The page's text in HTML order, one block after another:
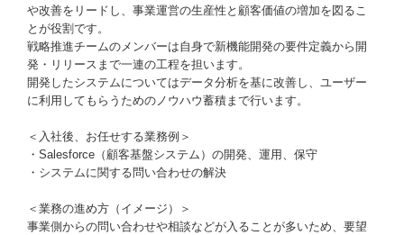
や改善をリードし、事業運営の生産性と顧客価値の増加を図るこ
とが役割です。
戦略推進チームのメンバーは自身で新機能開発の要件定義から開
発・リリースまで一連の工程を担います。
開発したシステムについてはデータ分析を基に改善し、ユーザー
に利用してもらうためのノウハウ蓄積まで行います。
＜入社後、お任せする業務例＞
・Salesforce（顧客基盤システム）の開発、運用、保守
・システムに関する問い合わせの解決
＜業務の進め方（イメージ）＞
事業側からの問い合わせや相談などが入ることが多いため、要望